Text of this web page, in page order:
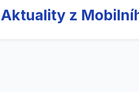
Aktuality z